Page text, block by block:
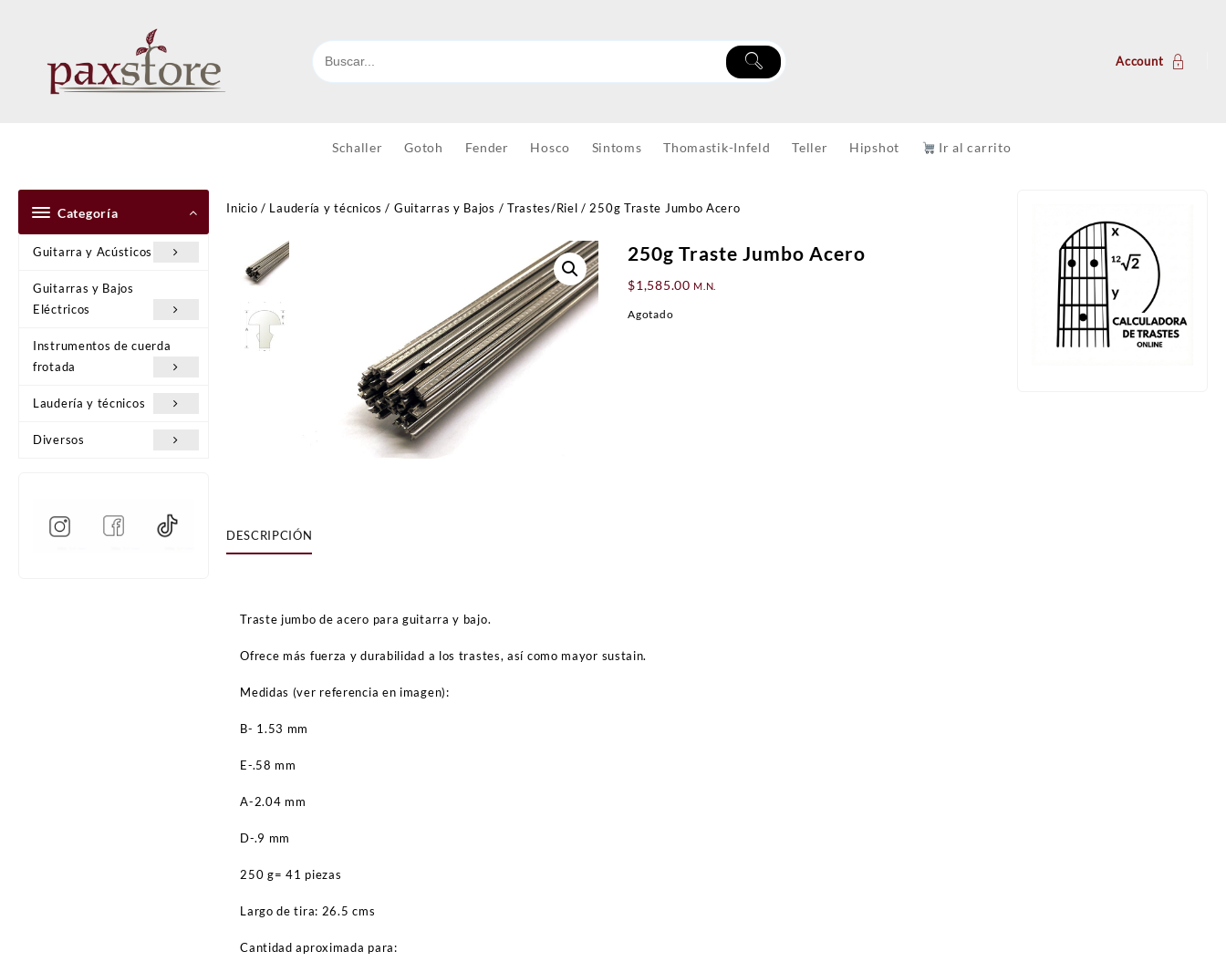
Account
Schaller Gotoh Fender Hosco Sintoms Thomastik-Infeld Teller Hipshot Ir al carrito
Categoría
Guitarra y Acústicos
Guitarras y Bajos
Eléctricos
Instrumentos de cuerda
frotada
Laudería y técnicos
Diversos
Inicio / Laudería y técnicos / Guitarras y Bajos / Trastes/Riel / 250g Traste Jumbo Acero
250g Traste Jumbo Acero
$1,585.00 M.N.
Agotado
DESCRIPCIÓN
Traste jumbo de acero para guitarra y bajo.
Ofrece más fuerza y durabilidad a los trastes, así como mayor sustain.
Medidas (ver referencia en imagen):
B- 1.53 mm
E-.58 mm
A-2.04 mm
D-.9 mm
250 g= 41 piezas
Largo de tira: 26.5 cms
Cantidad aproximada para: